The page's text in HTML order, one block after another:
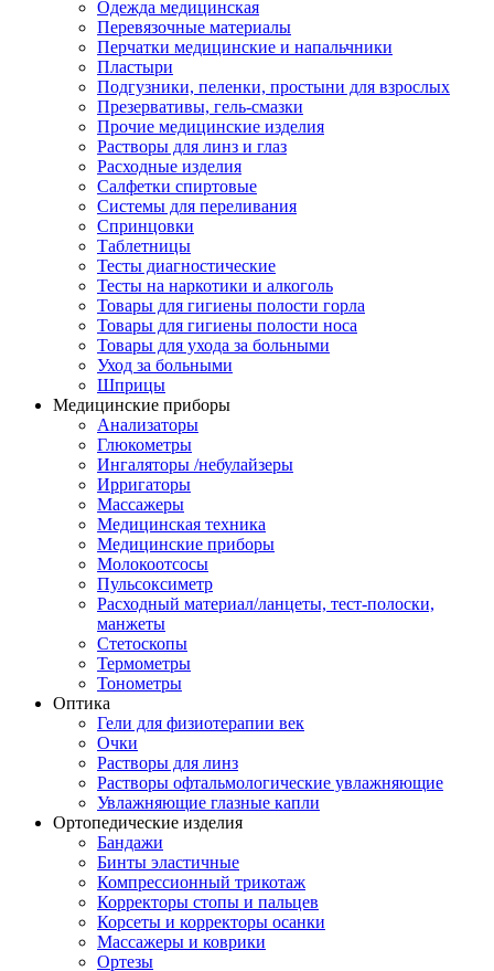
Одежда медицинская
Перевязочные материалы
Перчатки медицинские и напальчники
Пластыри
Подгузники, пеленки, простыни для взрослых
Презервативы, гель-смазки
Прочие медицинские изделия
Растворы для линз и глаз
Расходные изделия
Салфетки спиртовые
Системы для переливания
Спринцовки
Таблетницы
Тесты диагностические
Тесты на наркотики и алкоголь
Товары для гигиены полости горла
Товары для гигиены полости носа
Товары для ухода за больными
Уход за больными
Шприцы
Медицинские приборы
Анализаторы
Глюкометры
Ингаляторы /небулайзеры
Ирригаторы
Массажеры
Медицинская техника
Медицинские приборы
Молокоотсосы
Пульсоксиметр
Расходный материал/ланцеты, тест-полоски,
манжеты
Стетоскопы
Термометры
Тонометры
Оптика
Гели для физиотерапии век
Очки
Растворы для линз
Растворы офтальмологические увлажняющие
Увлажняющие глазные капли
Ортопедические изделия
Бандажи
Бинты эластичные
Компрессионный трикотаж
Корректоры стопы и пальцев
Корсеты и корректоры осанки
Массажеры и коврики
Ортезы